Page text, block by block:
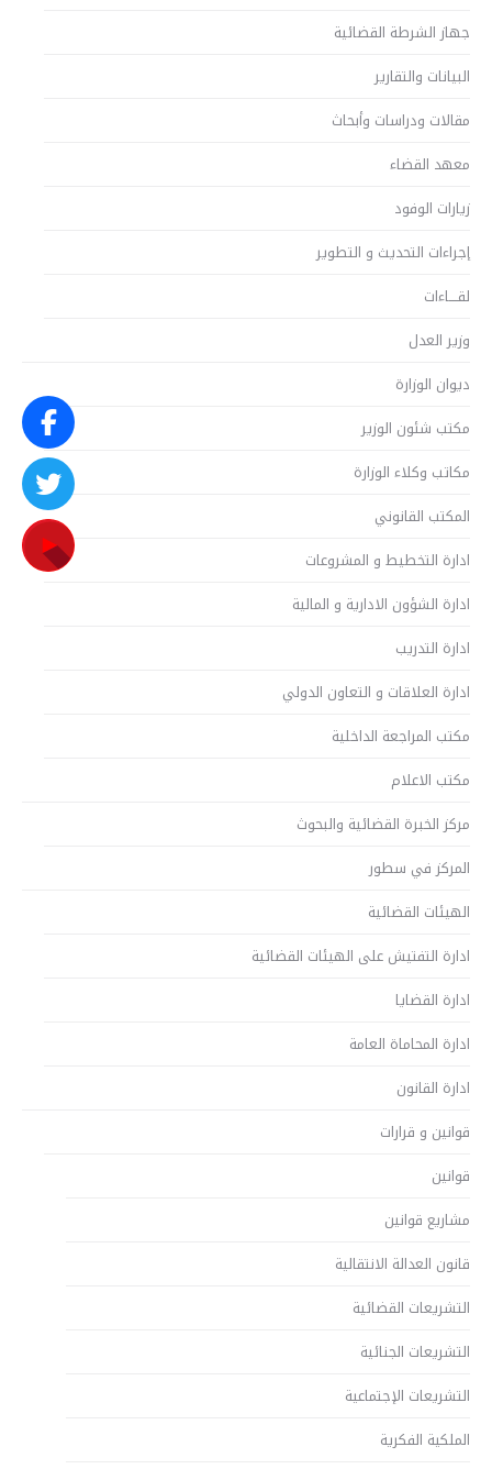
جهاز الشرطة القضائية
البيانات والتقارير
مقالات ودراسات وأبحاث
معهد القضاء
زيارات الوفود
إجراءات التحديث و التطوير
لقــــاءات
وزير العدل
ديوان الوزارة
مكتب شئون الوزير
مكاتب وكلاء الوزارة
المكتب القانوني
ادارة التخطيط و المشروعات
ادارة الشؤون الادارية و المالية
ادارة التدريب
ادارة العلاقات و التعاون الدولي
مكتب المراجعة الداخلية
مكتب الاعلام
مركز الخبرة القضائية والبحوث
المركز في سطور
الهيئات القضائية
ادارة التفتيش على الهيئات القضائية
ادارة القضايا
ادارة المحاماة العامة
ادارة القانون
قوانين و قرارات
قوانين
مشاريع قوانين
قانون العدالة الانتقالية
التشريعات القضائية
التشريعات الجنائية
التشريعات الإجتماعية
الملكية الفكرية